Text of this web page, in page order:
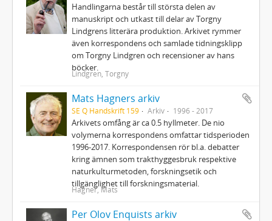
Handlingarna består till största delen av
manuskript och utkast till delar av Torgny
Lindgrens litterära produktion. Arkivet rymmer
även korrespondens och samlade tidningsklipp
om Torgny Lindgren och recensioner av hans
böcker.
Lindgren, Torgny
Mats Hagners arkiv
SE Q Handskrift 159 Arkiv 1996 - 2017
Arkivets omfång är ca 0.5 hyllmeter. De nio
volymerna korrespondens omfattar tidsperioden
1996-2017. Korrespondensen rör bl.a. debatter
kring ämnen som trakthyggesbruk respektive
naturkulturmetoden, forskningsetik och
tillgänglighet till forskningsmaterial.
Hagner, Mats
Per Olov Enquists arkiv